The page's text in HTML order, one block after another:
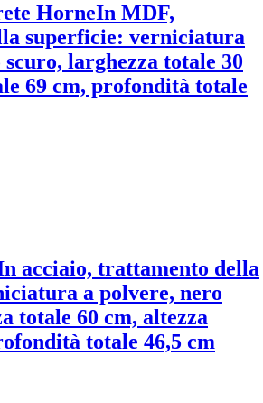
HorneIn MDF,
superficie: verniciatura
larghezza totale 30
69 cm, profondità totale
acciaio, trattamento della
a polvere, nero
totale 60 cm, altezza
totale 46,5 cm